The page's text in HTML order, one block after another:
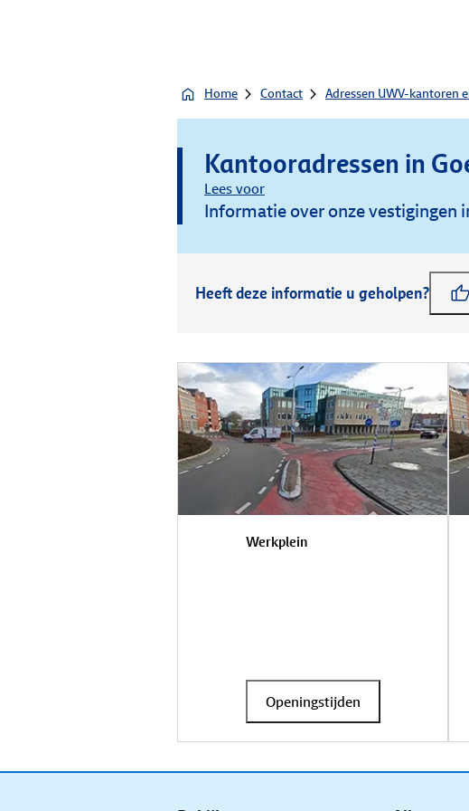
Home Contact Adressen UWV-kantoren
Kantooradressen in
Lees voor
Informatie over onze vestigingen
Heeft deze informatie u geholpen?
Werkplein
Openingstijden